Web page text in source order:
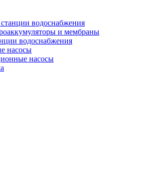
водоснабжения
и мембраны
водоснабжения
насосы
насосы